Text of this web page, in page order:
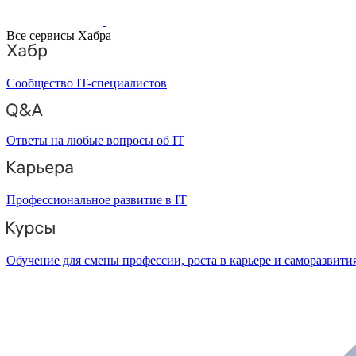
Все сервисы Хабра
Сообщество IT-специалистов
Ответы на любые вопросы об IT
Профессиональное развитие в IT
Обучение для смены профессии, роста в карьере и